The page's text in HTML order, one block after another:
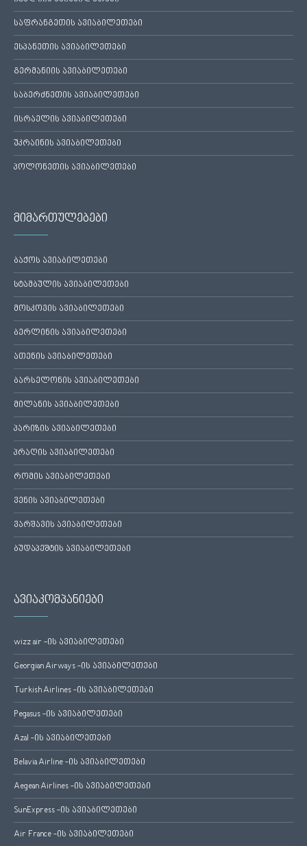
საფრანგეთის ავიაბილეთები
ესპანეთის ავიაბილეთები
გერმანიის ავიაბილეთები
საბერძნეთის ავიაბილეთები
ისრაელის ავიაბილეთები
უკრაინის ავიაბილეთები
პოლონეთის ავიაბილეთები
მიმართულებები
ბაქოს ავიაბილეთები
სტამბულის ავიაბილეთები
მოსკოვის ავიაბილეთები
ბერლინის ავიაბილეთები
ათენის ავიაბილეთები
ბარსელონის ავიაბილეთები
მილანის ავიაბილეთები
პარიზის ავიაბილეთები
პრაღის ავიაბილეთები
რომის ავიაბილეთები
ვენის ავიაბილეთები
ვარშავის ავიაბილეთები
ბუდაპეშტის ავიაბილეთები
ავიაკომპანიები
wizz air -ის ავიაბილეთები
Georgian Airways -ის ავიაბილეთები
Turkish Airlines -ის ავიაბილეთები
Pegasus -ის ავიაბილეთები
Azal -ის ავიაბილეთები
Belavia Airline -ის ავიაბილეთები
Aegean Airlines -ის ავიაბილეთები
SunExpress -ის ავიაბილეთები
Air France -ის ავიაბილეთები